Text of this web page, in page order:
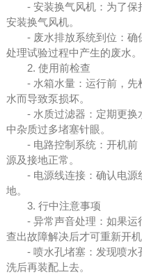
- 安装换气风机：为了保
安装换气风机。
- 废水排放系统到位：确
处理试验过程中产生的废水。
2. 使用前检查
- 水箱水量：运行前，先
水而导致泵损坏。
- 水质过滤器：定期更换
中杂质过多堵塞针眼。
- 电路控制系统：开机前
源及接地正常。
- 电源线连接：确认电源
地。
3. 行中注意事项
- 异常声音处理：如果运
查出故障解决后才可重新开机
- 喷水孔堵塞：发现喷水
洗后再装配上去。